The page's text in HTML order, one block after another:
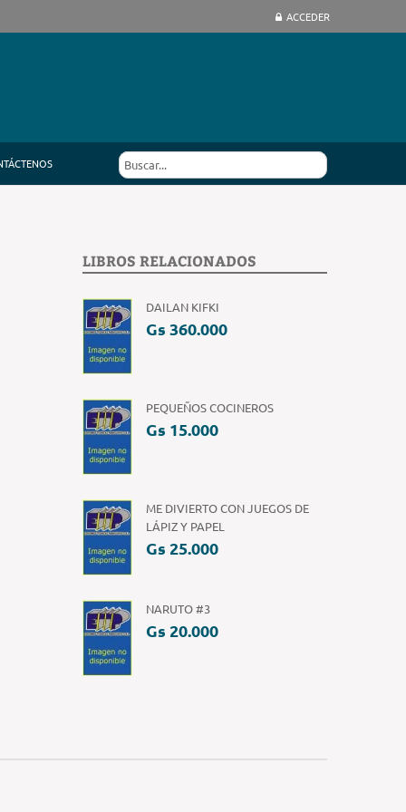
ACCEDER
LIBROS RELACIONADOS
DAILAN KIFKI
Gs 360.000
PEQUEÑOS COCINEROS
Gs 15.000
ME DIVIERTO CON JUEGOS DE
LÁPIZ Y PAPEL
Gs 25.000
NARUTO #3
Gs 20.000